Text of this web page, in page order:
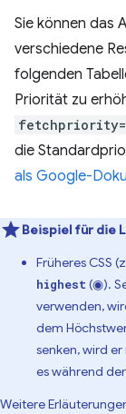
Sie können das
verschiedene
folgenden
Priorität zu
die
als Google-
Beispiel für die
Früheres CSS
highest (◉).
verwenden,
dem
senken, wird
es während
Weitere